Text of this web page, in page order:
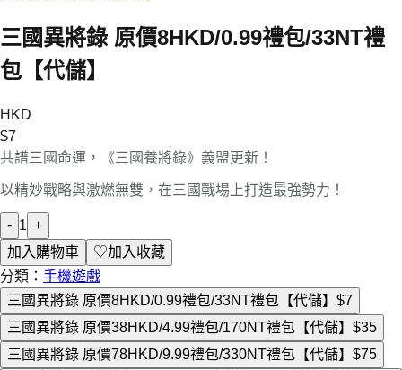
三國異將錄 原價8HKD/0.99禮包/33NT禮
包【代儲】
HKD
$7
共譜三國命運，《三國養將錄》義盟更新！
以精妙戰略與激燃無雙，在三國戰場上打造最強勢力！
- 1 +
加入購物車
♡加入收藏
分類： 手機遊戲
三國異將錄 原價8HKD/0.99禮包/33NT禮包【代儲】 $7
三國異將錄 原價38HKD/4.99禮包/170NT禮包【代儲】 $35
三國異將錄 原價78HKD/9.99禮包/330NT禮包【代儲】 $75